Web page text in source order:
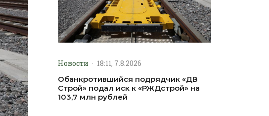
Новости · 18:11, 7.8.2026
Обанкротившийся подрядчик «ДВ
Строй» подал иск к «РЖДстрой» на
103,7 млн рублей